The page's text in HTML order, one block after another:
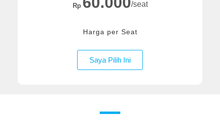
Rp /seat
Harga per Seat
Saya Pilih Ini